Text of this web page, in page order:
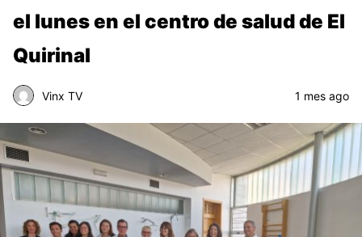
el lunes en el centro de salud de El
Quirinal
Vinx TV 1 mes ago